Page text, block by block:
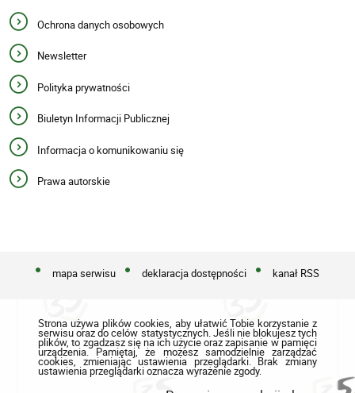
Ochrona danych osobowych
Newsletter
Polityka prywatności
Biuletyn Informacji Publicznej
Informacja o komunikowaniu się
Prawa autorskie
mapa serwisu deklaracja dostępności kanał RSS
Strona używa plików cookies, aby ułatwić Tobie korzystanie z
serwisu oraz do celów statystycznych. Jeśli nie blokujesz tych
plików, to zgadzasz się na ich użycie oraz zapisanie w pamięci
urządzenia. Pamiętaj, że możesz samodzielnie zarządzać
cookies, zmieniając ustawienia przeglądarki. Brak zmiany
ustawienia przeglądarki oznacza wyrażenie zgody.